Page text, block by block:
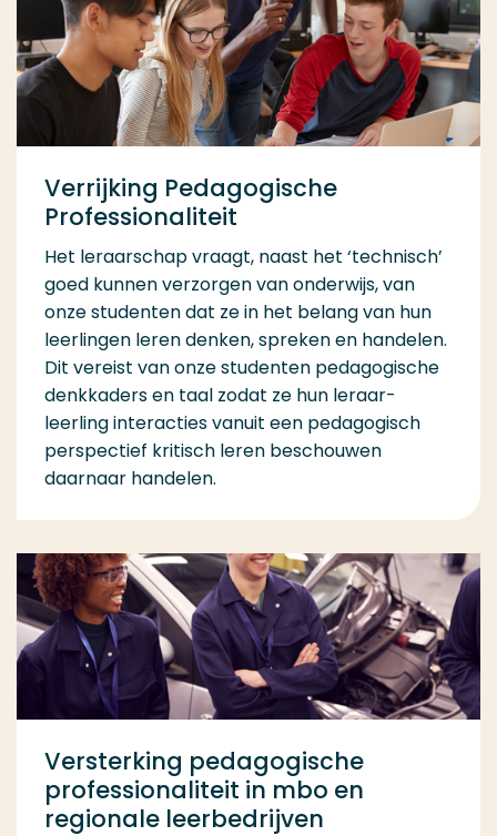
Verrijking Pedagogische
Professionaliteit
Het leraarschap vraagt, naast het ‘technisch’
goed kunnen verzorgen van onderwijs, van
onze studenten dat ze in het belang van hun
leerlingen leren denken, spreken en handelen.
Dit vereist van onze studenten pedagogische
denkkaders en taal zodat ze hun leraar-
leerling interacties vanuit een pedagogisch
perspectief kritisch leren beschouwen
daarnaar handelen.
Versterking pedagogische
professionaliteit in mbo en
regionale leerbedrijven